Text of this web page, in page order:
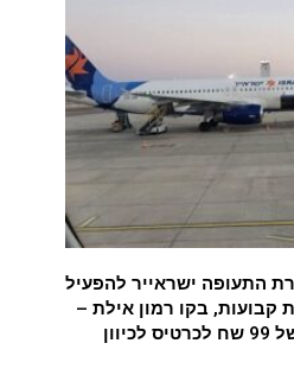
התעופה ישראייר להפעיל
קבועות, בקו רמון אילת –